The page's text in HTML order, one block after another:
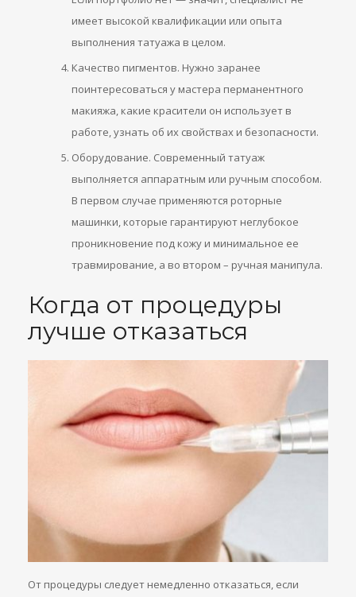
имеет высокой квалификации или опыта
выполнения татуажа в целом.
Качество пигментов. Нужно заранее
поинтересоваться у мастера перманентного
макияжа, какие красители он использует в
работе, узнать об их свойствах и безопасности.
Оборудование. Современный татуаж
выполняется аппаратным или ручным способом.
В первом случае применяются роторные
машинки, которые гарантируют неглубокое
проникновение под кожу и минимальное ее
травмирование, а во втором – ручная манипула.
Когда от процедуры
лучше отказаться
От процедуры следует немедленно отказаться, если